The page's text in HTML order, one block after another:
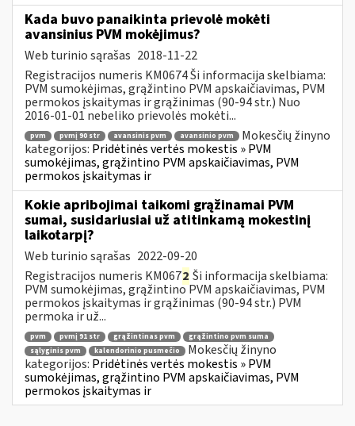
Kada buvo panaikinta prievolė mokėti
avansinius PVM mokėjimus?
Web turinio sąrašas 2018-11-22
Registracijos numeris KM0674 Ši informacija skelbiama:
PVM sumokėjimas, grąžintino PVM apskaičiavimas, PVM
permokos įskaitymas ir grąžinimas (90-94 str.) Nuo
2016-01-01 nebeliko prievolės mokėti...
pvm pvmį 90 str avansinis pvm avansinio pvm
Mokesčių žinyno
kategorijos: Pridėtinės vertės mokestis » PVM
sumokėjimas, grąžintino PVM apskaičiavimas, PVM
permokos įskaitymas ir
Kokie apribojimai taikomi grąžinamai PVM
sumai, susidariusiai už atitinkamą mokestinį
laikotarpį?
Web turinio sąrašas 2022-09-20
Registracijos numeris KM0672 Ši informacija skelbiama:
PVM sumokėjimas, grąžintino PVM apskaičiavimas, PVM
permokos įskaitymas ir grąžinimas (90-94 str.) PVM
permoka ir už...
pvm pvmį 91 str grąžintinas pvm
grąžintino pvm suma
sąlyginis pvm
kalendorinio pusmečio
Mokesčių žinyno
kategorijos: Pridėtinės vertės mokestis » PVM
sumokėjimas, grąžintino PVM apskaičiavimas, PVM
permokos įskaitymas ir